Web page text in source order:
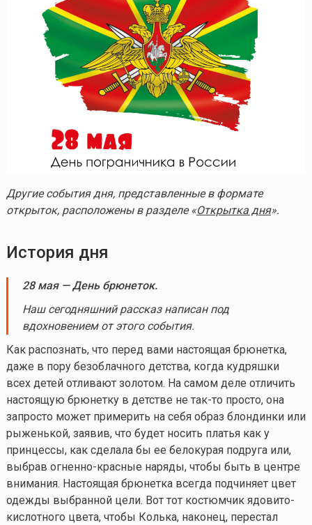
Другие события дня, представленные в формате
открыток, расположены в разделе «Открытка дня».
История дня
28 мая — День брюнеток.
Наш сегодняшний рассказ написан под
вдохновением от этого события.
Как распознать, что перед вами настоящая брюнетка,
даже в пору безоблачного детства, когда кудряшки
всех детей отливают золотом. На самом деле отличить
настоящую брюнетку в детстве не так-то просто, она
запросто может примерить на себя образ блондинки или
рыженькой, заявив, что будет носить платья как у
принцессы, как сделала бы ее белокурая подруга или,
выбрав огненно-красные наряды, чтобы быть в центре
внимания. Настоящая брюнетка всегда подчиняет цвет
одежды выбранной цели. Вот тот костюмчик ядовито-
кислотного цвета, чтобы Колька, наконец, перестал